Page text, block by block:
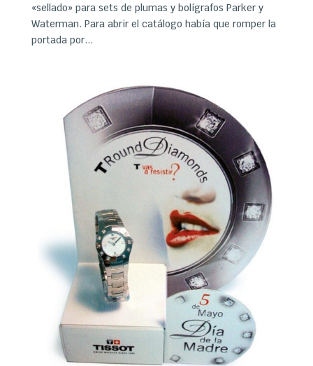
«sellado» para sets de plumas y bolígrafos Parker y
Waterman. Para abrir el catálogo había que romper la
portada por...